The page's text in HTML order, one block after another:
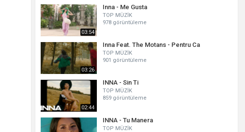
03:54
Inna - Me Gusta
TOP MÜZİK
978 görüntüleme
03:26
Inna Feat. The Motans - Pentru Ca
TOP MÜZİK
901 görüntüleme
02:44
INNA - Sin Ti
TOP MÜZİK
859 görüntüleme
INNA - Tu Manera
TOP MÜZİK